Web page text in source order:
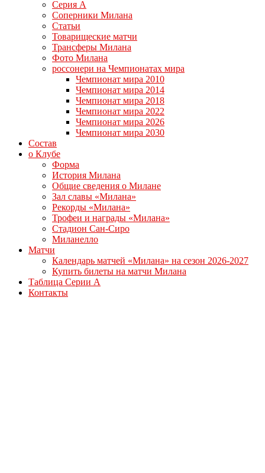
Серия А
Соперники Милана
Статьи
Товарищеские матчи
Трансферы Милана
Фото Милана
россонери на Чемпионатах мира
Чемпионат мира 2010
Чемпионат мира 2014
Чемпионат мира 2018
Чемпионат мира 2022
Чемпионат мира 2026
Чемпионат мира 2030
Состав
о Клубе
Форма
История Милана
Общие сведения о Милане
Зал славы «Милана»
Рекорды «Милана»
Трофеи и награды «Милана»
Стадион Сан-Сиро
Миланелло
Матчи
Календарь матчей «Милана» на сезон 2026-2027
Купить билеты на матчи Милана
Таблица Серии А
Контакты